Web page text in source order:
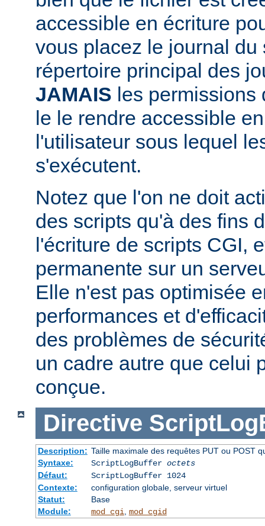
accessible en écriture
vous placez le journal du
répertoire principal des
JAMAIS les permissions
le le rendre accessible
l'utilisateur sous lequel
s'exécutent.
Notez que l'on ne doit
des scripts qu'à des fins
l'écriture de scripts CGI,
permanente sur un
Elle n'est pas optimisée
performances et
des problèmes de
un cadre autre que celui
conçue.
Directive
Description: Taille maximale des requêtes PUT ou POST
Syntaxe:
ScriptLogBuffer octets
Défaut:
ScriptLogBuffer 1024
Contexte:
configuration globale, serveur virtuel
Statut:
Base
Module:
mod_cgi mod_cgid